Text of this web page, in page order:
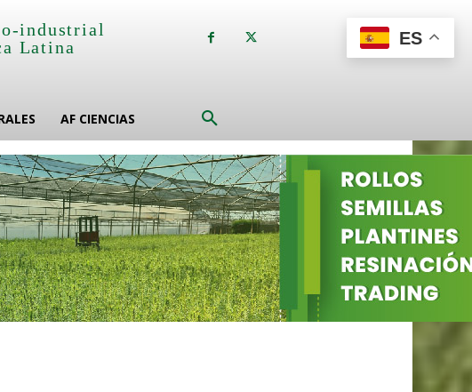
industrial
Latina
AF CIENCIAS
ES